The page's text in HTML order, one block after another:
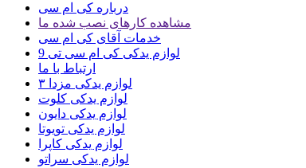
درباره کی ام سی
مشاهده کارهای نصب شده ما
خدمات آقای کی ام سی
لوازم یدکی کی ام سی تی 9
ارتباط با ما
لوازم یدکی مزدا ۳
لوازم یدکی کلوت
لوازم یدکی دایون
لوازم یدکی تویوتا
لوازم یدکی کاپرا
لوازم یدکی سراتو